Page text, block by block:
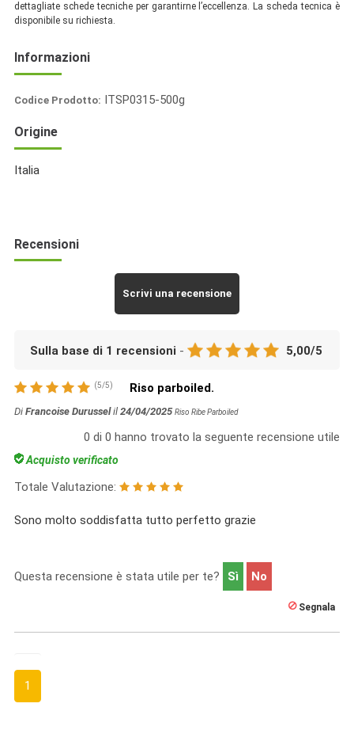
dettagliate schede tecniche per garantirne l’eccellenza. La scheda tecnica è
disponibile su richiesta.
Informazioni
Codice Prodotto: ITSP0315-500g
Origine
Italia
Recensioni
Scrivi una recensione
Sulla base di 1 recensioni - 5,00/5
(5/5) Riso parboiled.
Di Francoise Durusselil 24/04/2025 Riso Ribe Parboiled
0 di 0 hanno trovato la seguente recensione utile
Acquisto verificato
Totale Valutazione:
Sono molto soddisfatta tutto perfetto grazie
Questa recensione è stata utile per te? Sì No
Segnala
1